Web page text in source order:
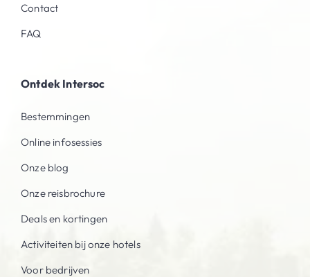
Contact
FAQ
Ontdek Intersoc
Bestemmingen
Online infosessies
Onze blog
Onze reisbrochure
Deals en kortingen
Activiteiten bij onze hotels
Voor bedrijven